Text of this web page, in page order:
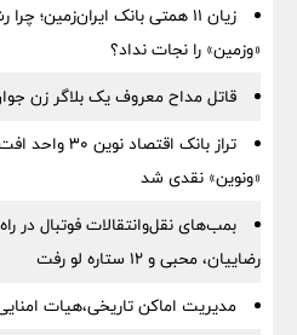
«وزمین» را نجات نداد؟
قاتل مداح معروف یک بلاگر زن
«ونوین» نقدی شد
بمب‌های نقل‌وانتقالات فوتبال در
رضاییان، محبی و ۱۲ ستاره لو رفت
مدیریت اماکن تاریخی،هیات